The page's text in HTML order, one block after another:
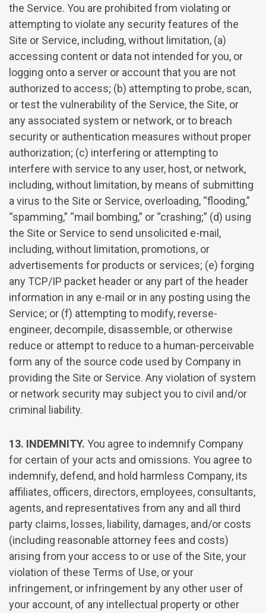
the Service. You are prohibited from violating or
attempting to violate any security features of the
Site or Service, including, without limitation, (a)
accessing content or data not intended for you, or
logging onto a server or account that you are not
authorized to access; (b) attempting to probe, scan,
or test the vulnerability of the Service, the Site, or
any associated system or network, or to breach
security or authentication measures without proper
authorization; (c) interfering or attempting to
interfere with service to any user, host, or network,
including, without limitation, by means of submitting
a virus to the Site or Service, overloading, “flooding,”
“spamming,” “mail bombing,” or “crashing;” (d) using
the Site or Service to send unsolicited e-mail,
including, without limitation, promotions, or
advertisements for products or services; (e) forging
any TCP/IP packet header or any part of the header
information in any e-mail or in any posting using the
Service; or (f) attempting to modify, reverse-
engineer, decompile, disassemble, or otherwise
reduce or attempt to reduce to a human-perceivable
form any of the source code used by Company in
providing the Site or Service. Any violation of system
or network security may subject you to civil and/or
criminal liability.
13. INDEMNITY. You agree to indemnify Company
for certain of your acts and omissions. You agree to
indemnify, defend, and hold harmless Company, its
affiliates, officers, directors, employees, consultants,
agents, and representatives from any and all third
party claims, losses, liability, damages, and/or costs
(including reasonable attorney fees and costs)
arising from your access to or use of the Site, your
violation of these Terms of Use, or your
infringement, or infringement by any other user of
your account, of any intellectual property or other